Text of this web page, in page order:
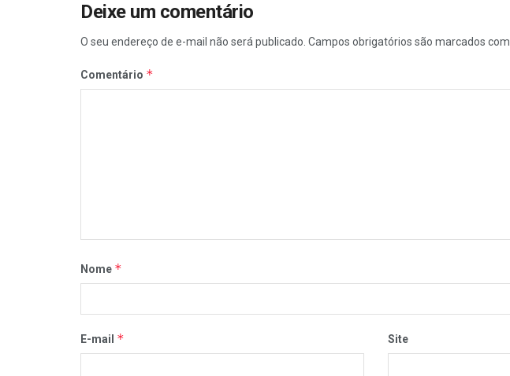
Deixe um comentário
O seu endereço de e-mail não será publicado. Campos obrigatórios são marcados com
Comentário *
Nome *
E-mail * Site